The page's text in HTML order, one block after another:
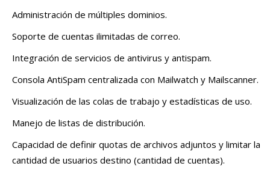
Administración de múltiples dominios.
Soporte de cuentas ilimitadas de correo.
Integración de servicios de antivirus y antispam.
Consola AntiSpam centralizada con Mailwatch y Mailscanner.
Visualización de las colas de trabajo y estadísticas de uso.
Manejo de listas de distribución.
Capacidad de definir quotas de archivos adjuntos y limitar la
cantidad de usuarios destino (cantidad de cuentas).